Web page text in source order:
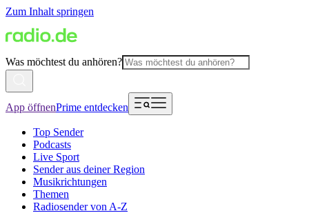
Zum Inhalt springen
Was möchtest du anhören?
App öffnenPrime entdecken
Top Sender
Podcasts
Live Sport
Sender aus deiner Region
Musikrichtungen
Themen
Radiosender von A-Z